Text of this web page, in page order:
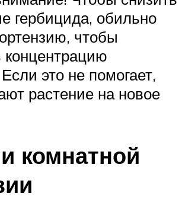
гербицида, обильно
чтобы
это не помогает,
растение на новое
комнатной